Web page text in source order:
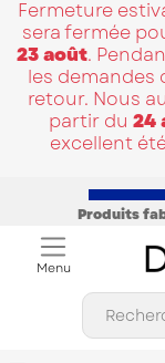
Fermeture
sera fermée
23 août.
les
retour. Nous
partir du 24
excellent
Produits
Menu